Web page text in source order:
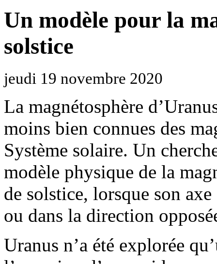
Un modèle pour la
solstice
jeudi 19 novembre 2020
La magnétosphère
moins bien connues des
Système solaire. Un
modèle physique de la
de solstice, lorsque son
ou dans la direction
Uranus n’a été explorée